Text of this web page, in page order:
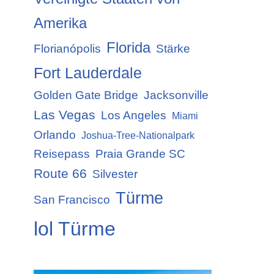
Amerika
Florianópolis Florida Stärke
Fort Lauderdale
Golden Gate Bridge Jacksonville
Las Vegas Los Angeles Miami
Orlando Joshua-Tree-Nationalpark
Reisepass Praia Grande SC
Route 66 Silvester
San Francisco Türme
lol Türme